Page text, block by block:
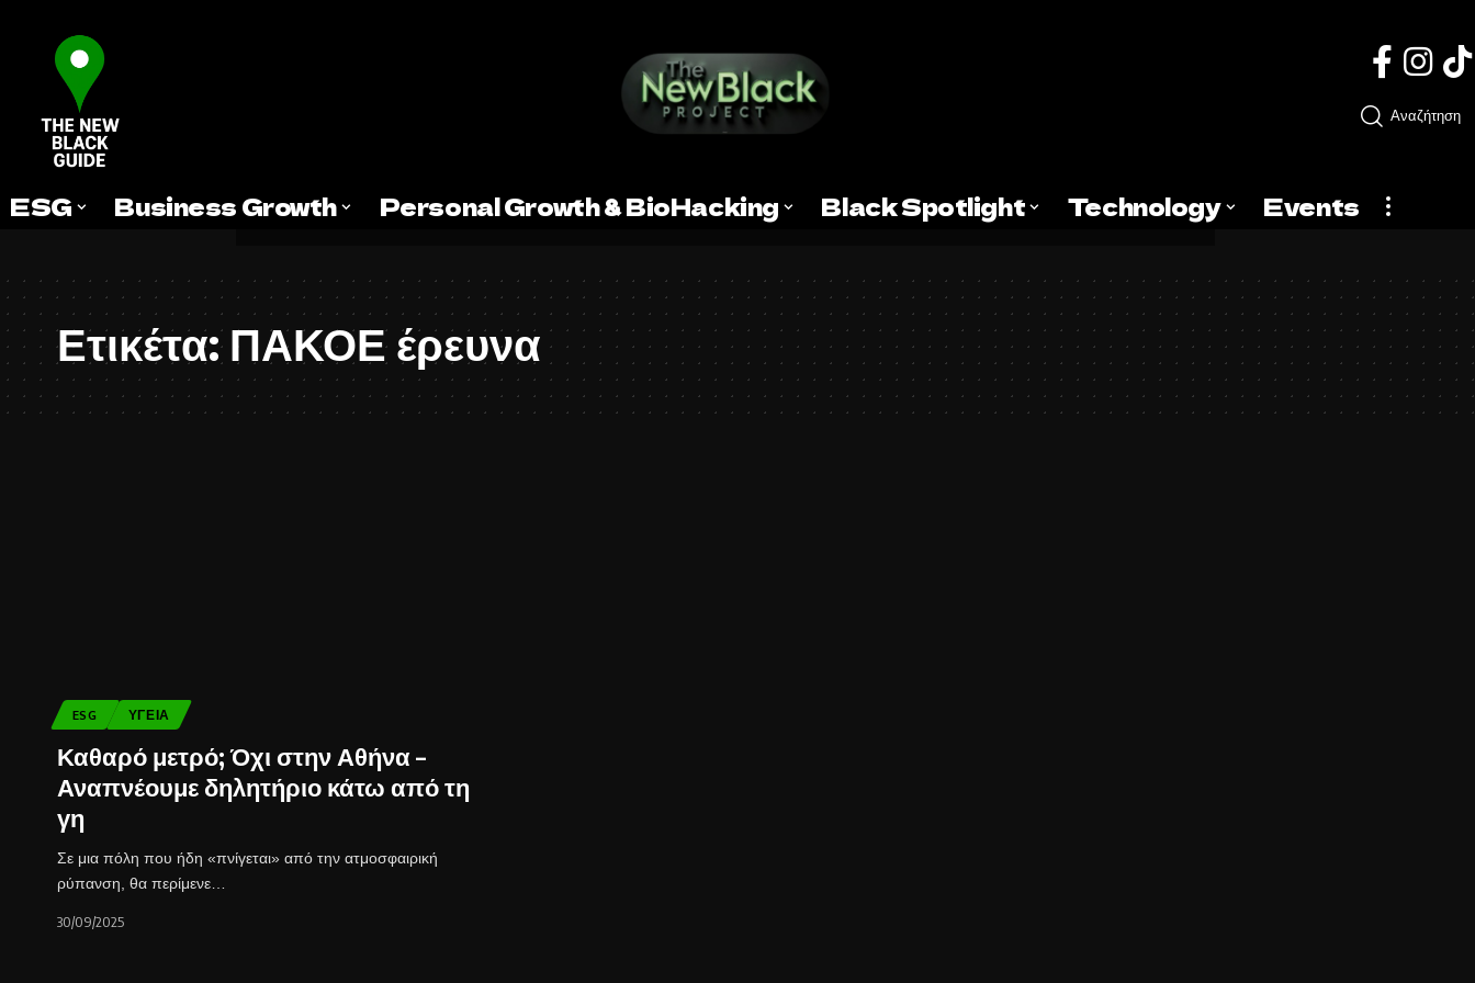
Αναζήτηση
ESG Business Growth Personal Growth & BioHacking Black Spotlight Technology Events
Ετικέτα:ΠΑΚΟΕ έρευνα
ESG ΥΓΕΊΑ
Καθαρό μετρό; Όχι στην Αθήνα –
Αναπνέουμε δηλητήριο κάτω από τη
γη
Σε μια πόλη που ήδη «πνίγεται» από την ατμοσφαιρική
ρύπανση, θα περίμενε…
30/09/2025